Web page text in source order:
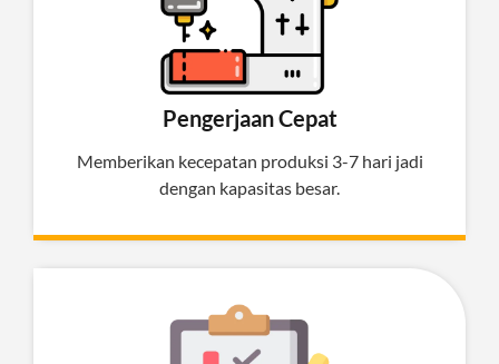
Pengerjaan Cepat
Memberikan kecepatan produksi 3-7 hari jadi
dengan kapasitas besar.